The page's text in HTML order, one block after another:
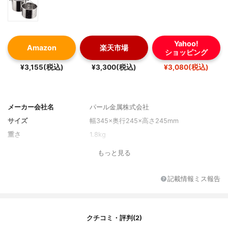
Amazon
¥3,155(税込)
楽天市場
¥3,300(税込)
Yahoo!
ショッピング
¥3,080(税込)
メーカー会社名
パール金属株式会社
サイズ
幅345×奥行245×高さ245mm
重さ
1.8kg
もっと見る
記載情報ミス報告
クチコミ・評判(2)